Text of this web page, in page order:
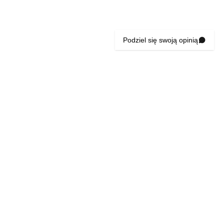
Podziel się swoją opinią